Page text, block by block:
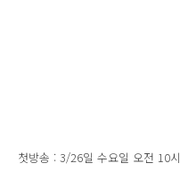
첫방송 : 3/26일 수요일 오전 10시